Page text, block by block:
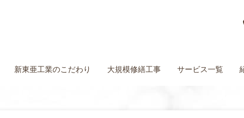
新東亜工業のこだわり 大規模修繕工事 サービス一覧